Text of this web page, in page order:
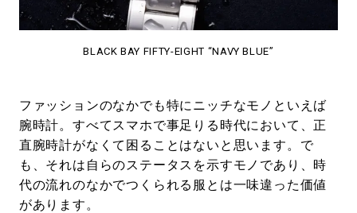
BLACK BAY FIFTY-EIGHT “NAVY BLUE”
ファッションのなかでも特にニッチなモノといえば
腕時計。すべてスマホで事足りる時代において、正
直腕時計がなくて困ることはないと思います。で
も、それは自らのステータスを示すモノであり、時
代の流れのなかでつくられる服とは一味違った価値
があります。